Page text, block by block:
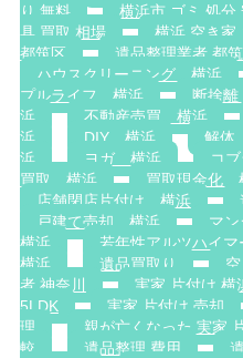
り 無料
横浜市 ゴミ 処分
具 買取 相場
横浜 空き家
都筑区
遺品整理業者 都
ハウスクリーニング 横浜
プルライフ 横浜
断捨
浜
不動産売買 横浜
浜
DIY 横浜 解
浜
ヨガ 横浜 コ
買取 横浜
買取現金化
店舗閉店片付け 横浜
戸建て売却 横浜
マ
横浜
若年性アルツハイ
横浜
遺品買取り
者 神奈川
実家 片付け 横
5LDK
実家 片付け 売却
理
親が亡くなった 実家
較
遺品整理 費用